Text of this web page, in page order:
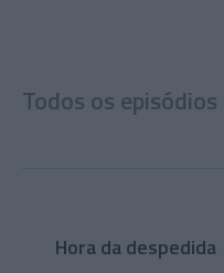
Todos os episódios
Hora da despedida